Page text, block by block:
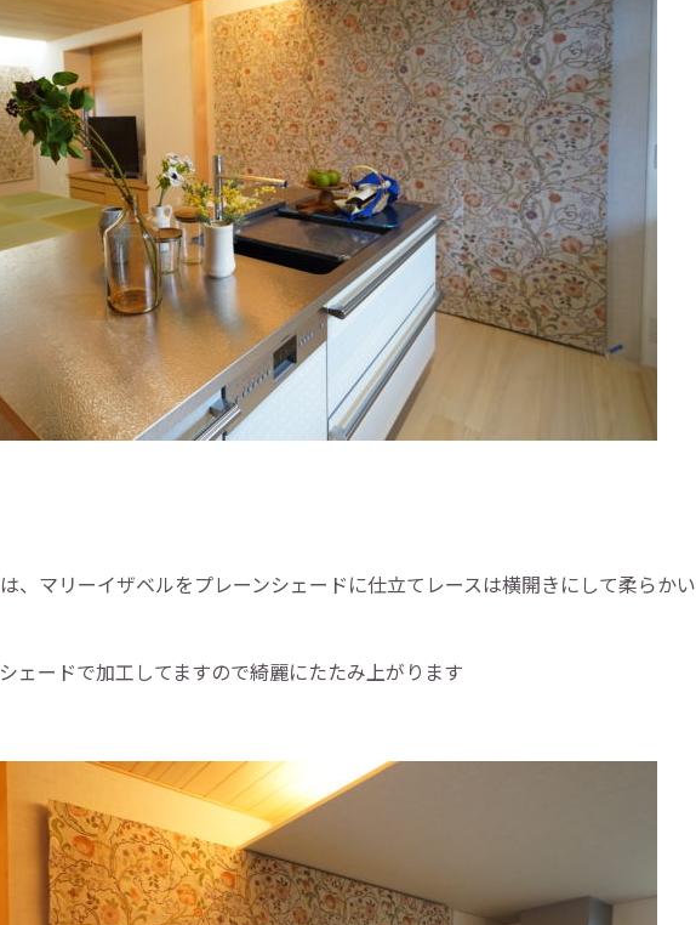
、マリーイザベルをプレーンシェードに仕立てレースは横開きにして柔らか
ェードで加工してますので綺麗にたたみ上がります